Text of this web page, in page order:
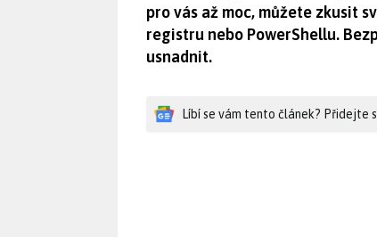
pro vás až moc, můžete zkusit
registru nebo PowerShellu.
usnadnit.
Líbí se vám tento článek? Přidejte